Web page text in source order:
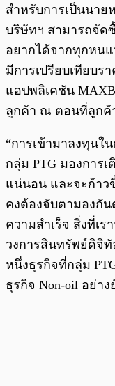
สำหรับการเป็นนา
บริษัทฯ สามารถจัด
อยากได้จากทุกหน
มีการเปรียบเทียบ
แอปพลิเคชัน
ลูกค้า ณ ตอนที่ลูกค้
“การเข้ามาลงทุนใ
กลุ่ม PTG มองการ
แน่นอน และจะก้าว
คงต้องจับตามองกั
ความสำเร็จ สิ่งที่เ
วงการสินทรัพย์ดิจิทั
หนึ่งธุรกิจที่กลุ่ม
ธุรกิจ Non-oil อย่า